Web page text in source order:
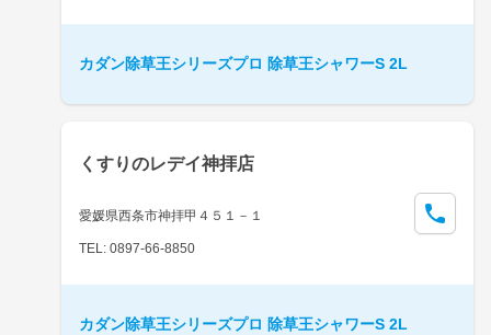
カダン除草王シリーズプロ 除草王シャワーS 2L
くすりのレデイ神拝店
愛媛県西条市神拝甲４５１－１
TEL: 0897-66-8850
カダン除草王シリーズプロ 除草王シャワーS 2L